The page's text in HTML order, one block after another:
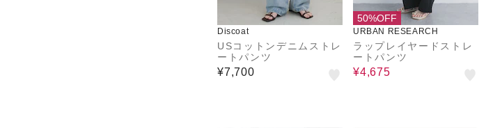
Discoat
USコットンデニムストレ
ートパンツ
¥7,700
50%OFF
URBAN RESEARCH
ラップレイヤードストレ
ートパンツ
¥4,675